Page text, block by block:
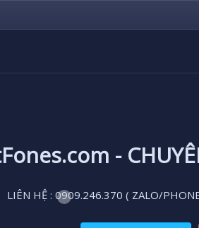
-
LIÊN HỆ : 0909.246.370 ( ZALO/